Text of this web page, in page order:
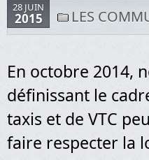
28 JUIN
2015 LES
En octobre 2014,
définissant le
taxis et de VTC
faire respecter la